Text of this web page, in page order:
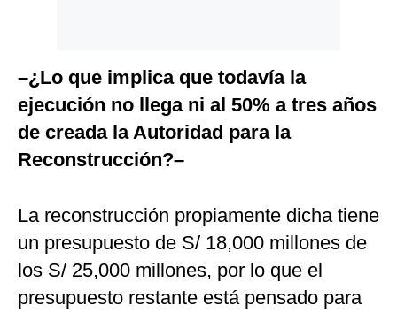
–¿Lo que implica que todavía la
ejecución no llega ni al 50% a tres años
de creada la Autoridad para la
Reconstrucción?–
La reconstrucción propiamente dicha tiene
un presupuesto de S/ 18,000 millones de
los S/ 25,000 millones, por lo que el
presupuesto restante está pensado para